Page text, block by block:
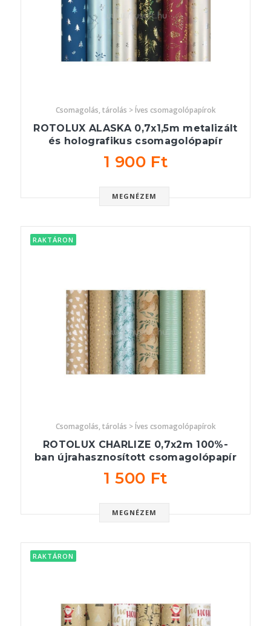
Csomagolás, tárolás > Íves csomagolópapírok
ROTOLUX ALASKA 0,7x1,5m metalizált
és holografikus csomagolópapír
1 900 Ft
MEGNÉZEM
RAKTÁRON
Csomagolás, tárolás > Íves csomagolópapírok
ROTOLUX CHARLIZE 0,7x2m 100%-
ban újrahasznosított csomagolópapír
1 500 Ft
MEGNÉZEM
RAKTÁRON